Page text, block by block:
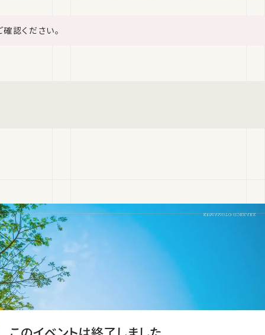
認ください。